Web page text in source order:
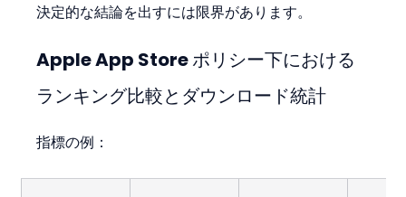
決定的な結論を出すには限界があります。
Apple App Store ポリシー下における
ランキング比較とダウンロード統計
指標の例：